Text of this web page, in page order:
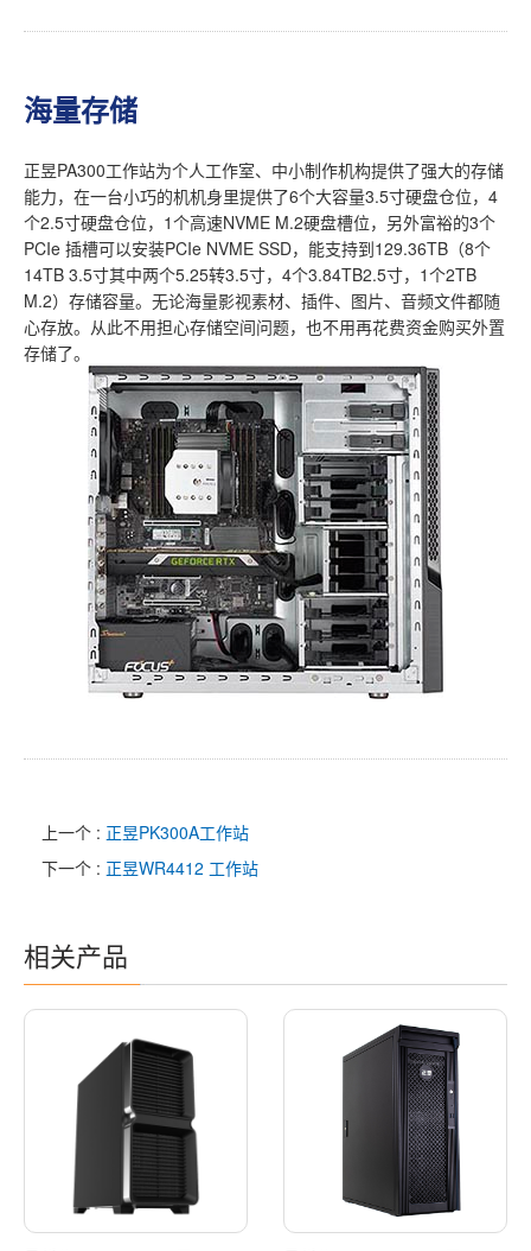
海量存储
正昱PA300工作站为个人工作室、中小制作机构提供了强大的存储
能力，在一台小巧的机机身里提供了6个大容量3.5寸硬盘仓位，4
个2.5寸硬盘仓位，1个高速NVME M.2硬盘槽位，另外富裕的3个
PCIe 插槽可以安装PCIe NVME SSD，能支持到129.36TB（8个
14TB 3.5寸其中两个5.25转3.5寸，4个3.84TB2.5寸，1个2TB
M.2）存储容量。无论海量影视素材、插件、图片、音频文件都随
心存放。从此不用担心存储空间问题，也不用再花费资金购买外置
存储了。
上一个 : 正昱PK300A工作站
下一个 : 正昱WR4412 工作站
相关产品